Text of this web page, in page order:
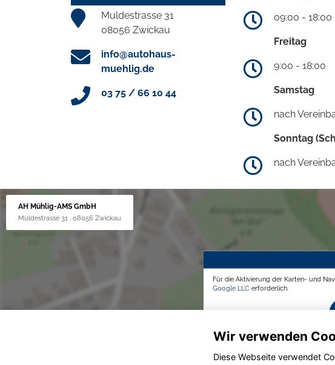
Muldestrasse 31
08056 Zwickau
info@autohaus-
muehlig.de
03 75 / 66 10 44
09:00 - 18:00
Freitag
9:00 - 18:00
Samstag
nach
Sonntag
nach
AH Mühlig-AMS GmbH
Muldestrasse 31 , 08056 Zwickau
Für die Aktivierung der Karten- und
Google LLC erforderlich.
Wir verwenden
Diese Webseite verwendet